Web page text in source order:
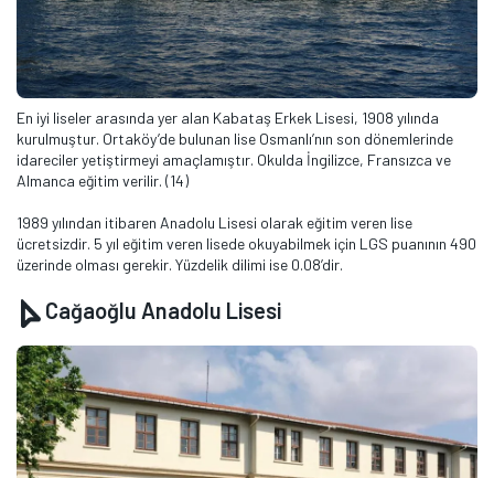
En iyi liseler arasında yer alan Kabataş Erkek Lisesi, 1908 yılında
kurulmuştur. Ortaköy’de bulunan lise Osmanlı’nın son dönemlerinde
idareciler yetiştirmeyi amaçlamıştır. Okulda İngilizce, Fransızca ve
Almanca eğitim verilir. (14)
1989 yılından itibaren Anadolu Lisesi olarak eğitim veren lise
ücretsizdir. 5 yıl eğitim veren lisede okuyabilmek için LGS puanının 490
üzerinde olması gerekir. Yüzdelik dilimi ise 0.08’dir.
Cağaoğlu Anadolu Lisesi